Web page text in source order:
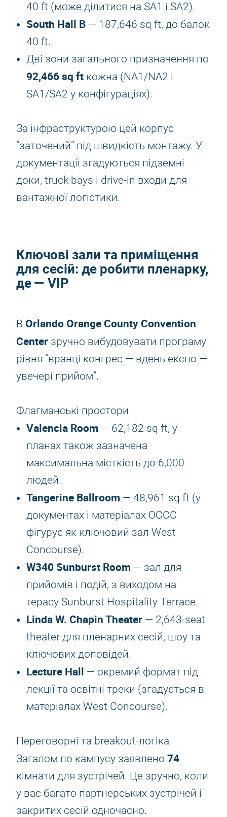
40 ft (може ділитися на SA1 і SA2).
South Hall B — 187,646 sq ft, до балок
40 ft.
Дві зони загального призначення по
92,466 sq ft кожна (NA1/NA2 і
SA1/SA2 у конфігураціях).
За інфраструктурою цей корпус
“заточений” під швидкість монтажу. У
документації згадуються підземні
доки, truck bays і drive-in входи для
вантажної логістики.
Ключові зали та приміщення
для сесій: де робити пленарку,
де — VIP
В Orlando Orange County Convention
Center зручно вибудовувати програму
рівня “вранці конгрес — вдень експо —
увечері прийом”.
Флагманські простори
Valencia Room — 62,182 sq ft, у
планах також зазначена
максимальна місткість до 6,000
людей.
Tangerine Ballroom — 48,961 sq ft (у
документах і матеріалах OCCC
фігурує як ключовий зал West
Concourse).
W340 Sunburst Room — зал для
прийомів і подій, з виходом на
терасу Sunburst Hospitality Terrace.
Linda W. Chapin Theater — 2,643-seat
theater для пленарних сесій, шоу та
ключових доповідей.
Lecture Hall — окремий формат під
лекції та освітні треки (згадується в
матеріалах West Concourse).
Переговорні та breakout-логіка
Загалом по кампусу заявлено 74
кімнати для зустрічей. Це зручно, коли
у вас багато партнерських зустрічей і
закритих сесій одночасно.